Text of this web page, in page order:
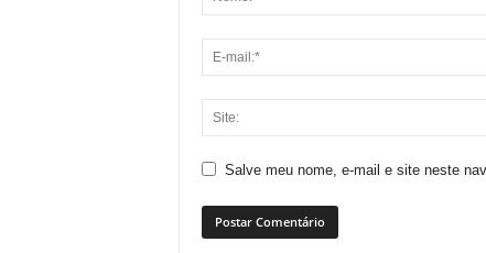
Salve meu nome, e-mail e site neste